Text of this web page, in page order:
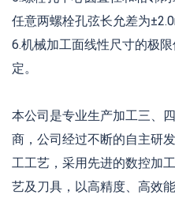
任意两螺栓孔弦长允差为
6.机械加工面线性尺寸的极
定。
本公司是专业生产加工三、
商，公司经过不断的自主研
工工艺，采用先进的数控加
艺及刀具，以高精度、高效